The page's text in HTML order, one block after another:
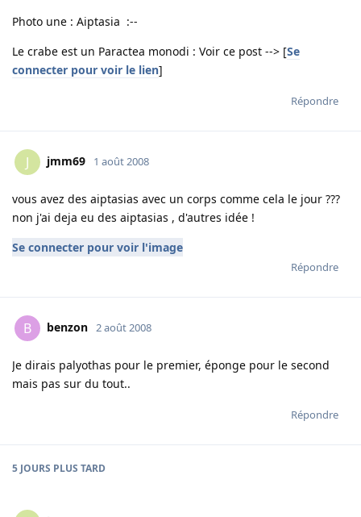
Photo une : Aiptasia :--
Le crabe est un Paractea monodi : Voir ce post --> [Se
connecter pour voir le lien]
Répondre
J jmm69 1 août 2008
vous avez des aiptasias avec un corps comme cela le jour ???
non j'ai deja eu des aiptasias , d'autres idée !
Se connecter pour voir l'image
Répondre
B benzon 2 août 2008
Je dirais palyothas pour le premier, éponge pour le second
mais pas sur du tout..
Répondre
5 JOURS PLUS TARD